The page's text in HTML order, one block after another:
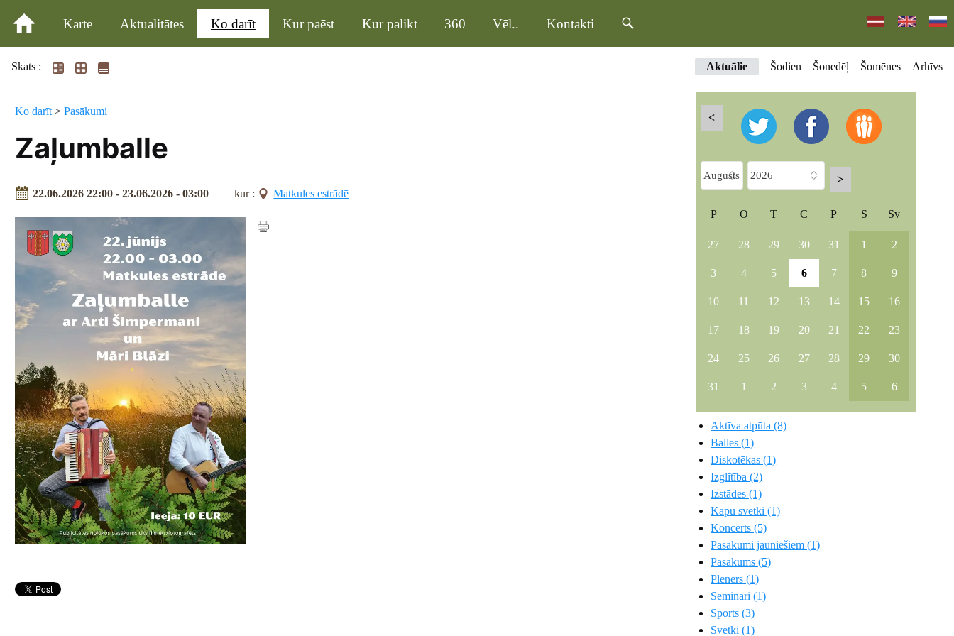
Karte Aktualitātes Ko darīt Kur paēst Kur palikt 360 Vēl.. Kontakti
Skats : Aktuālie Šodien Šonedēļ Šomēnes Arhīvs
Ko darīt >Pasākumi
Zaļumballe
22.06.2026 22:00 - 23.06.2026 - 03:00 kur : Matkules estrādē
<
>
P O T C P S Sv
27 28 29 30 31 1 2
3 4 5 6 7 8 9
10 11 12 13 14 15 16
17 18 19 20 21 22 23
24 25 26 27 28 29 30
31 1 2 3 4 5 6
Aktīva atpūta (8)
Balles (1)
Diskotēkas (1)
Izglītība (2)
Izstādes (1)
Kapu svētki (1)
Koncerts (5)
Pasākumi jauniešiem (1)
Pasākums (5)
Plenērs (1)
Semināri (1)
Sports (3)
Svētki (1)